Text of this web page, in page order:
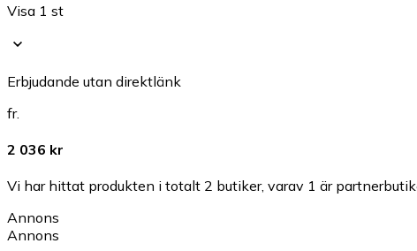
Visa 1 st
Erbjudande utan direktlänk
fr.
2 036 kr
Vi har hittat produkten i totalt 2 butiker, varav 1 är
Annons
Annons